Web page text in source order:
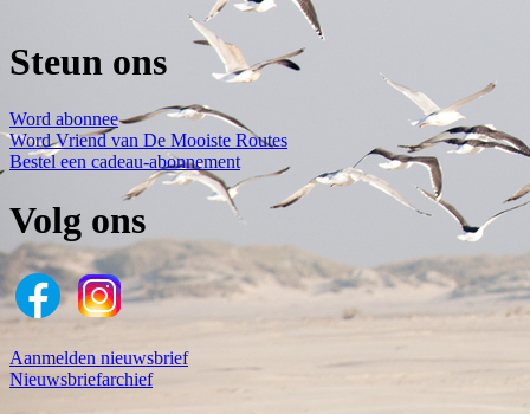
Steun ons
Word abonnee
Word Vriend van De Mooiste Routes
Bestel een cadeau-abonnement
Volg ons
Aanmelden nieuwsbrief
Nieuwsbriefarchief